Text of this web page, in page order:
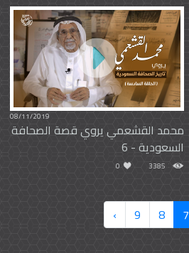
08/11/2019
محمد القشعمي يروي قصة الصحافة
السعودية - 6
3385
0
7
8
9
›